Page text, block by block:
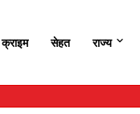
क्राइम सेहत राज्य